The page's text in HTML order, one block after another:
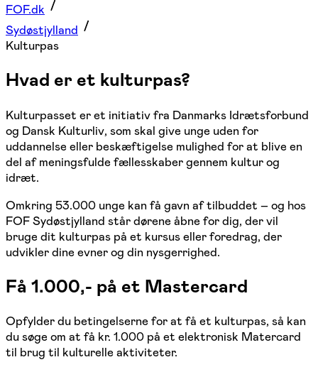
FOF.dk
Sydøstjylland
Kulturpas
Hvad er et kulturpas?
Kulturpasset er et initiativ fra Danmarks Idrætsforbund
og Dansk Kulturliv, som skal give unge uden for
uddannelse eller beskæftigelse mulighed for at blive en
del af meningsfulde fællesskaber gennem kultur og
idræt.
Omkring 53.000 unge kan få gavn af tilbuddet – og hos
FOF Sydøstjylland står dørene åbne for dig, der vil
bruge dit kulturpas på et kursus eller foredrag, der
udvikler dine evner og din nysgerrighed.
Få 1.000,- på et Mastercard
Opfylder du betingelserne for at få et kulturpas, så kan
du søge om at få kr. 1.000 på et elektronisk Matercard
til brug til kulturelle aktiviteter.